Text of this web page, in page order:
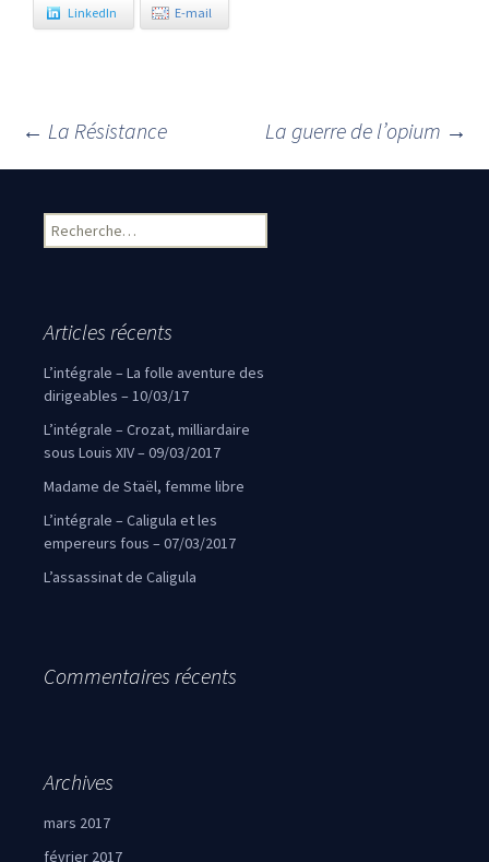
LinkedIn E-mail
Navigation des articles
← La Résistance La guerre de l’opium →
Rechercher :
Articles récents
L’intégrale – La folle aventure des
dirigeables – 10/03/17
L’intégrale – Crozat, milliardaire
sous Louis XIV – 09/03/2017
Madame de Staël, femme libre
L’intégrale – Caligula et les
empereurs fous – 07/03/2017
L’assassinat de Caligula
Commentaires récents
Archives
mars 2017
février 2017